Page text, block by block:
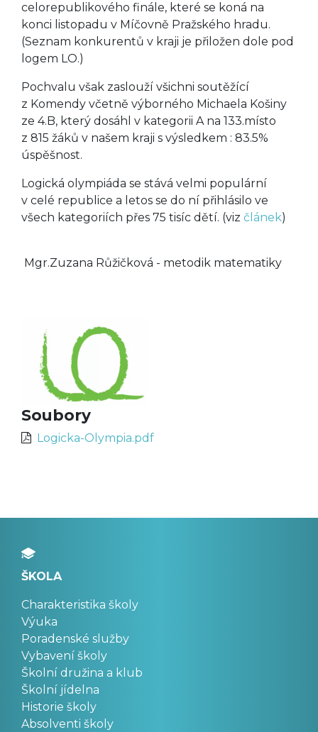
celorepublikového finále, které se koná na
konci listopadu v Míčovně Pražského hradu.
(Seznam konkurentů v kraji je přiložen dole pod
logem LO.)
Pochvalu však zaslouží všichni soutěžící
z Komendy včetně výborného Michaela Košiny
ze 4.B, který dosáhl v kategorii A na 133.místo
z 815 žáků v našem kraji s výsledkem : 83.5%
úspěšnost.
Logická olympiáda se stává velmi populární
v celé republice a letos se do ní přihlásilo ve
všech kategoriích přes 75 tisíc dětí. (viz článek)
Mgr.Zuzana Růžičková - metodik matematiky
Soubory
Logicka-Olympia.pdf
ŠKOLA
Charakteristika školy
Výuka
Poradenské služby
Vybavení školy
Školní družina a klub
Školní jídelna
Historie školy
Absolventi školy